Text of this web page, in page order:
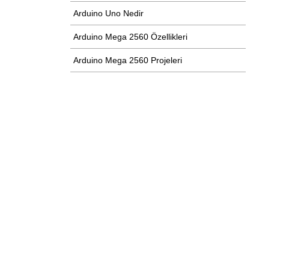
Arduino Uno Nedir
Arduino Mega 2560 Özellikleri
Arduino Mega 2560 Projeleri